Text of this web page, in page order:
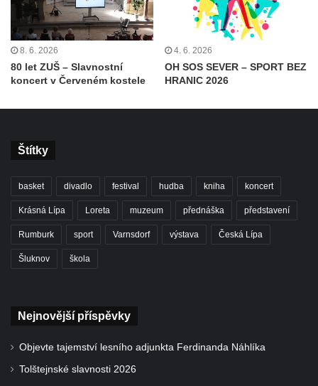
8. 6. 2026
80 let ZUŠ – Slavnostní
koncert v Červeném kostele
4. 6. 2026
OH SOS SEVER – SPORT BEZ
HRANIC 2026
Štítky
basket divadlo festival hudba kniha koncert
Krásná Lípa Loreta muzeum přednáška představení
Rumburk sport Varnsdorf výstava Česká Lípa
Šluknov škola
Nejnovější příspěvky
Objevte tajemství lesního adjunkta Ferdinanda Náhlíka
Tolštejnské slavnosti 2026